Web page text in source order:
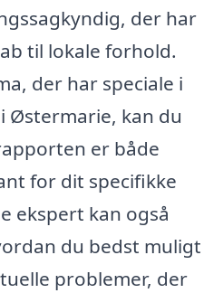
der har
til lokale forhold.
der har speciale i
kan du
er både
for dit specifikke
ekspert kan også
du bedst muligt
problemer, der